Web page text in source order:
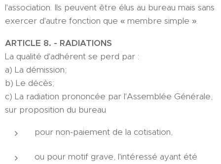
l'association. Ils peuvent être élus au bureau mais sans
exercer d'autre fonction que « membre simple ».
ARTICLE 8. - RADIATIONS
La qualité d'adhérent se perd par :
a) La démission;
b) Le décès;
c) La radiation prononcée par l'Assemblée Générale,
sur proposition du bureau
pour non-paiement de la cotisation,
ou pour motif grave, l'intéressé ayant été